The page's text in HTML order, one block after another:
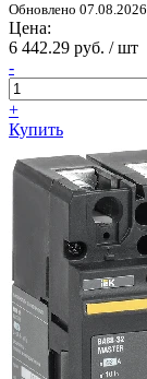
Обновлено 07.08.2026
Цена:
6 442.29 руб. / шт
-
+
Купить